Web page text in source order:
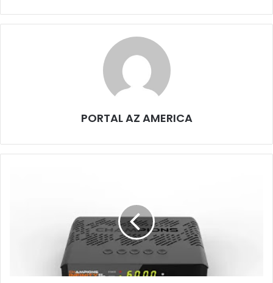
PORTAL AZ AMERICA